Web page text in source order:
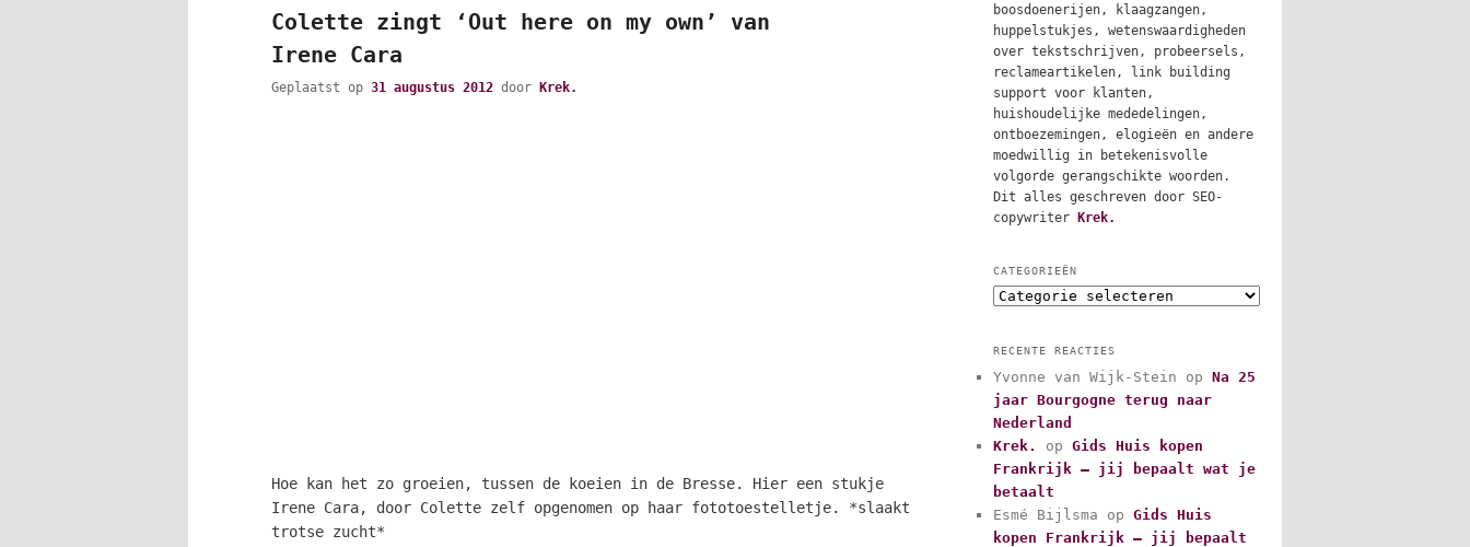
Colette zingt ‘Out here on my own’ van
Irene Cara
Geplaatst op 31 augustus 2012 door Krek.
Hoe kan het zo groeien, tussen de koeien in de Bresse. Hier een stukje
Irene Cara, door Colette zelf opgenomen op haar fototoestelletje. *slaakt
trotse zucht*
boosdoenerijen, klaagzangen,
huppelstukjes, wetenswaardigheden
over tekstschrijven, probeersels,
reclameartikelen, link building
support voor klanten,
huishoudelijke mededelingen,
ontboezemingen, elogieën en andere
moedwillig in betekenisvolle
volgorde gerangschikte woorden.
Dit alles geschreven door SEO-
copywriter Krek.
CATEGORIEËN
C
e
g
o
r
i
e
ë
RECENTE REACTIES
Yvonne van Wijk-Stein op Na 25
jaar Bourgogne terug naar
Nederland
Krek.
op Gids Huis kopen
Frankrijk – jij bepaalt wat je
betaalt
Esmé Bijlsma op Gids Huis
kopen Frankrijk – jij bepaalt